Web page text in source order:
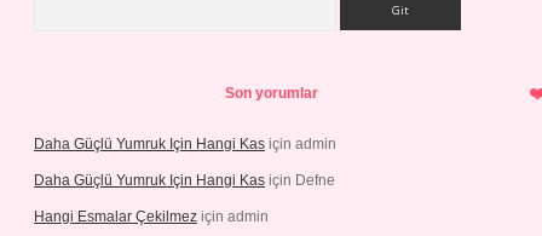
Son yorumlar
Daha Güçlü Yumruk Için Hangi Kas için admin
Daha Güçlü Yumruk Için Hangi Kas için Defne
Hangi Esmalar Çekilmez için admin